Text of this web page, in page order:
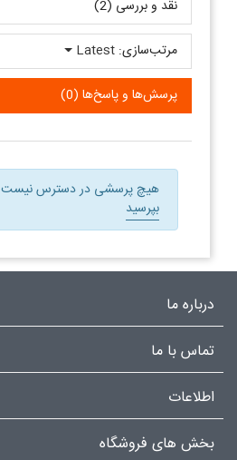
نقد و بررسی‌‌ (2)
پرسش‌ها و پاسخ‌ها (0)
مرتب‌سازی: Latest
هیچ پرسشی در دسترس نیست
بپرسید
درباره ما
تماس با ما
اطلاعات
بخش های فروشگاه